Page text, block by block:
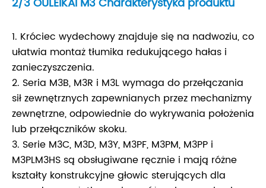
1. Króciec wydechowy znajduje się na nadwoziu, co
ułatwia montaż tłumika redukującego hałas i
zanieczyszczenia.
2. Seria M3B, M3R i M3L wymaga do przełączania
sił zewnętrznych zapewnianych przez mechanizmy
zewnętrzne, odpowiednie do wykrywania położenia
lub przełączników skoku.
3. Serie M3C, M3D, M3Y, M3PF, M3PM, M3PP i
M3PLM3HS są obsługiwane ręcznie i mają różne
kształty konstrukcyjne głowic sterujących dla